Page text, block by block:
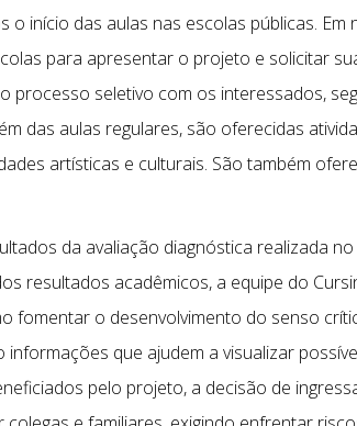
início das aulas nas escolas públicas.
para apresentar o projeto e solicitar
seletivo com os interessados,
das aulas regulares, são oferecidas
artísticas e culturais. São também
da avaliação diagnóstica realizada
resultados acadêmicos, a equipe do
fomentar o desenvolvimento do senso
que ajudem a visualizar
pelo projeto, a decisão de